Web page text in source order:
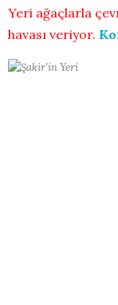
Yeri ağaçlarla
havası veriyor.